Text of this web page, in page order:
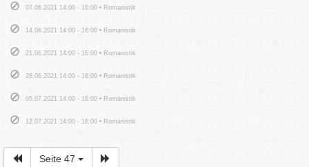
07.06.2021 14:00 - 16:00 • Romanistik
14.06.2021 14:00 - 16:00 • Romanistik
21.06.2021 14:00 - 16:00 • Romanistik
28.06.2021 14:00 - 16:00 • Romanistik
05.07.2021 14:00 - 16:00 • Romanistik
12.07.2021 14:00 - 16:00 • Romanistik
Seite 47